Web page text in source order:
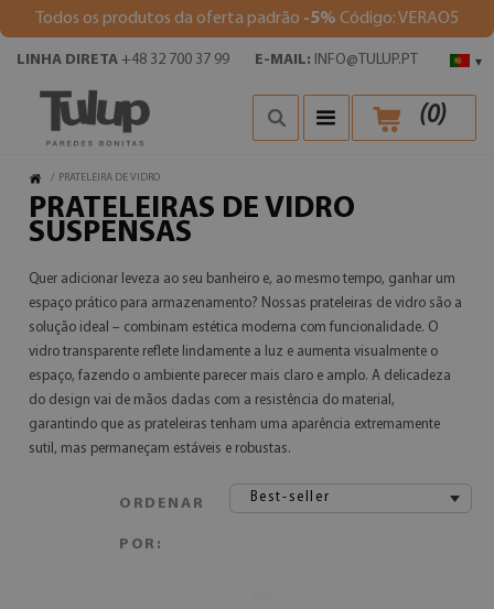
Todos os produtos da oferta padrão -5% Código: VERAO5
▾
LINHA DIRETA +48 32 700 37 99 E-MAIL: INFO@TULUP.PT
(0)
/ PRATELEIRA DE VIDRO
PRATELEIRAS DE VIDRO
SUSPENSAS
Quer adicionar leveza ao seu banheiro e, ao mesmo tempo, ganhar um
espaço prático para armazenamento? Nossas prateleiras de vidro são a
solução ideal – combinam estética moderna com funcionalidade. O
vidro transparente reflete lindamente a luz e aumenta visualmente o
espaço, fazendo o ambiente parecer mais claro e amplo. A delicadeza
do design vai de mãos dadas com a resistência do material,
garantindo que as prateleiras tenham uma aparência extremamente
sutil, mas permaneçam estáveis e robustas.
ORDENAR
POR:
Best-seller